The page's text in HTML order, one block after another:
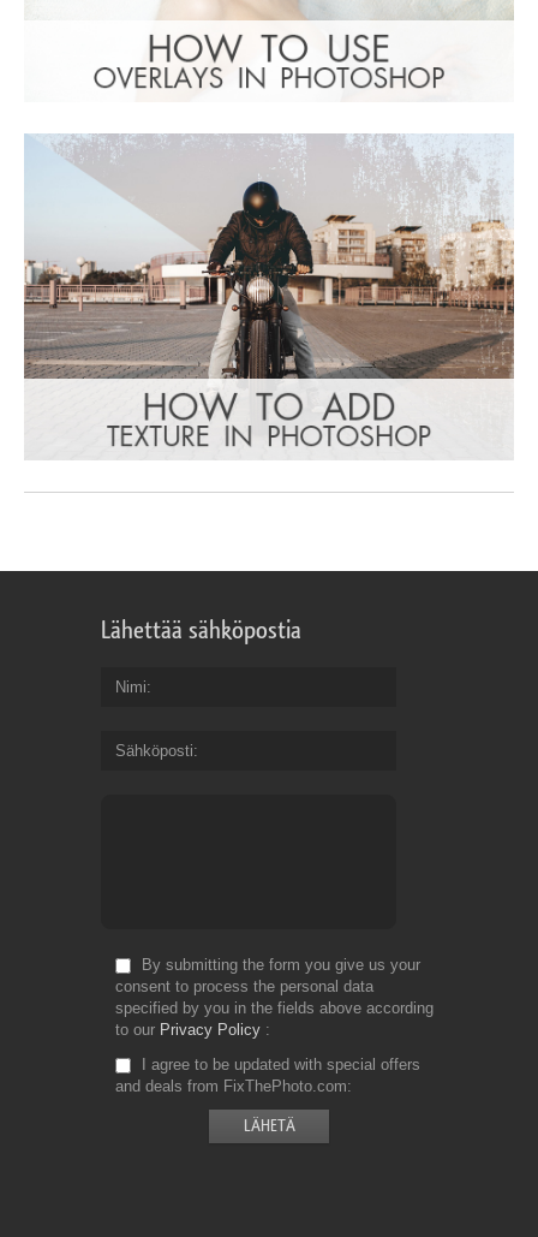
Lähettää sähköpostia
Nimi
Sähköposti
By submitting the form you give us your
consent to process the personal data
specified by you in the fields above according
to our Privacy Policy
I agree to be updated with special offers
and deals from FixThePhoto.com